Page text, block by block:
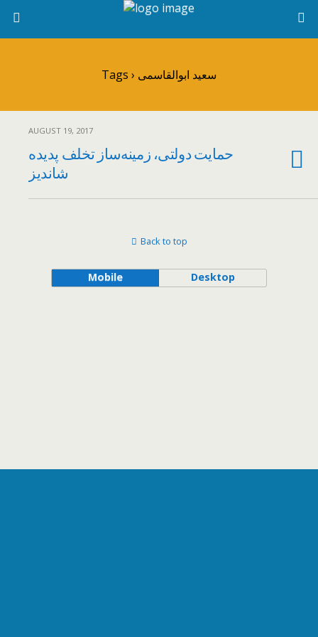
Tags › سعید ابوالقاسمی
AUGUST 19, 2017
حمایت دولتی، زمینه‌ساز تخلف پدیده
شاندیز
Back to top
Mobile Desktop